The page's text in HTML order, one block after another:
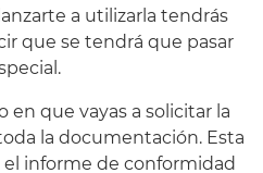
a utilizarla tendrás
que se tendrá que pasar
en que vayas a solicitar la
la documentación. Esta
informe de conformidad